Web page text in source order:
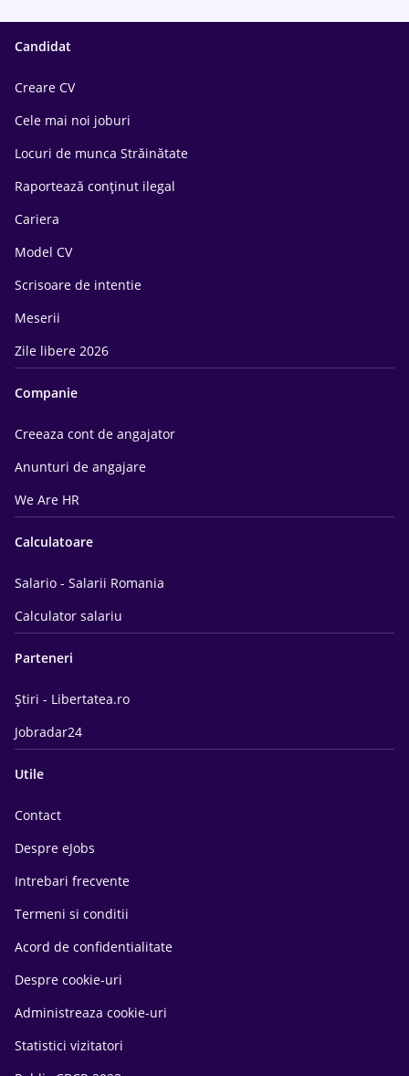
Candidat
Creare CV
Cele mai noi joburi
Locuri de munca Străinătate
Raportează conținut ilegal
Cariera
Model CV
Scrisoare de intentie
Meserii
Zile libere 2026
Companie
Creeaza cont de angajator
Anunturi de angajare
We Are HR
Calculatoare
Salario - Salarii Romania
Calculator salariu
Parteneri
Știri - Libertatea.ro
Jobradar24
Utile
Contact
Despre eJobs
Intrebari frecvente
Termeni si conditii
Acord de confidentialitate
Despre cookie-uri
Administreaza cookie-uri
Statistici vizitatori